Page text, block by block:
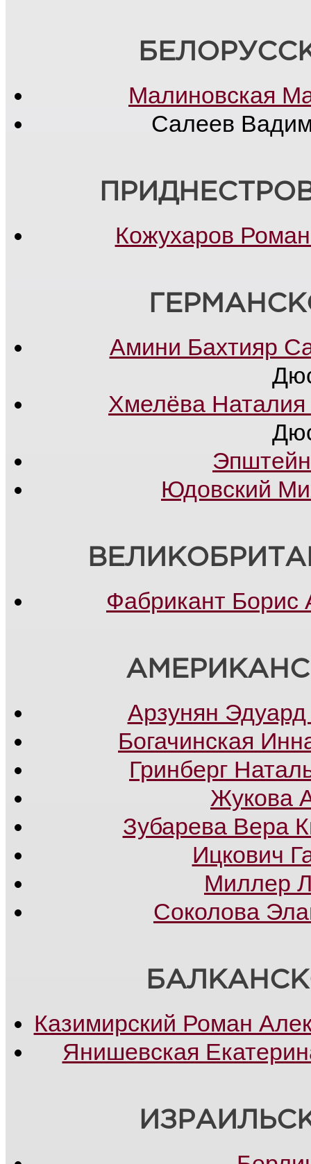
Малиновская
Салеев
Кожухаров
Амини Бахтияр
Хмелёва
Юдовский
Фабрикант Борис
Арзунян
Богачинская
Гринберг
Жукова
Зубарева Вера
Ицкович
Миллер
Соколова
Казимирский Роман
Янишевская